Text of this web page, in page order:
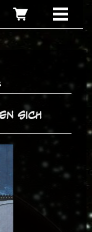
sich